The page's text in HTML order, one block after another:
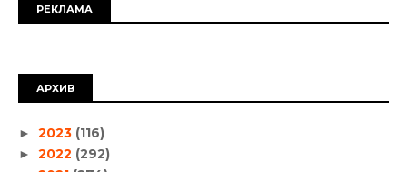
РЕКЛАМА
АРХИВ
► 2023 (116)
► 2022 (292)